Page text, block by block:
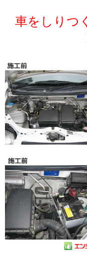
車をしりつ